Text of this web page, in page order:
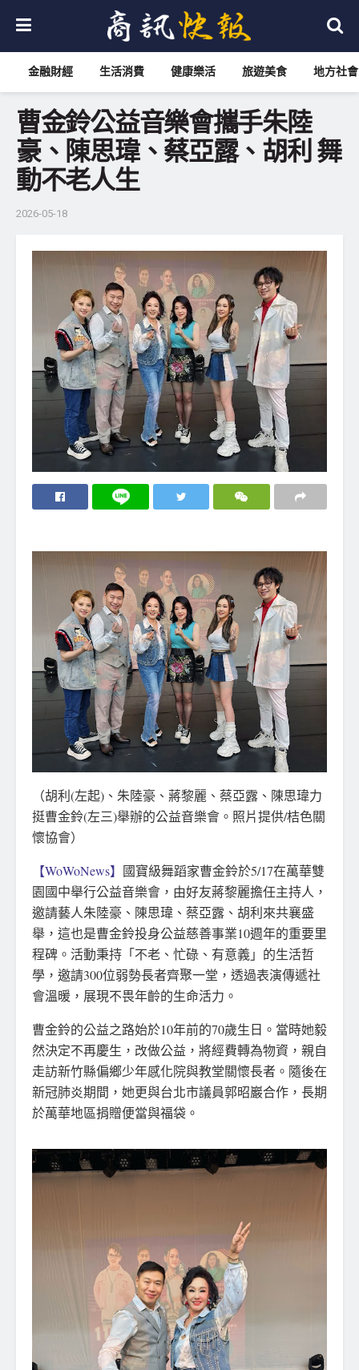
金融財經 生活消費 健康樂活 旅遊美食 地方社會
曹金鈴公益音樂會攜手朱陸
豪、陳思瑋、蔡亞露、胡利 舞
動不老人生
2026-05-18
（胡利(左起)、朱陸豪、蔣黎麗、蔡亞露、陳思瑋力
挺曹金鈴(左三)舉辦的公益音樂會。照片提供/桔色關
懷協會）
【WoWoNews】 國寶級舞蹈家曹金鈴於5/17在萬華雙
園國中舉行公益音樂會，由好友蔣黎麗擔任主持人，
邀請藝人朱陸豪、陳思瑋、蔡亞露、胡利來共襄盛
舉，這也是曹金鈴投身公益慈善事業10週年的重要里
程碑。活動秉持「不老、忙碌、有意義」的生活哲
學，邀請300位弱勢長者齊聚一堂，透過表演傳遞社
會溫暖，展現不畏年齡的生命活力。
曹金鈴的公益之路始於10年前的70歲生日。當時她毅
然決定不再慶生，改做公益，將經費轉為物資，親自
走訪新竹縣偏鄉少年感化院與教堂關懷長者。隨後在
新冠肺炎期間，她更與台北市議員郭昭巖合作，長期
於萬華地區捐贈便當與福袋。